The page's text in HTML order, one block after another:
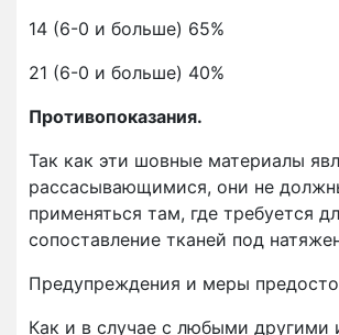
14 (6-0 и больше) 65%
21 (6-0 и больше) 40%
Противопоказания.
Так как эти шовные материалы
рассасывающимися, они не
применяться там, где требуется
сопоставление тканей под
Предупреждения и меры
Как и в случае с любыми другими